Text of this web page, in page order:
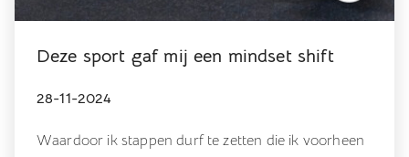
Deze sport gaf mij een mindset shift
28-11-2024
Waardoor ik stappen durf te zetten die ik voorheen